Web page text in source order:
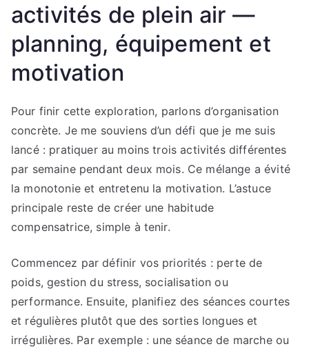
activités de plein air —
planning, équipement et
motivation
Pour finir cette exploration, parlons d’organisation
concrète. Je me souviens d’un défi que je me suis
lancé : pratiquer au moins trois activités différentes
par semaine pendant deux mois. Ce mélange a évité
la monotonie et entretenu la motivation. L’astuce
principale reste de créer une habitude
compensatrice, simple à tenir.
Commencez par définir vos priorités : perte de
poids, gestion du stress, socialisation ou
performance. Ensuite, planifiez des séances courtes
et régulières plutôt que des sorties longues et
irrégulières. Par exemple : une séance de marche ou